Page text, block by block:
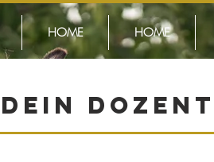
HOME HOME
Dein Dozent